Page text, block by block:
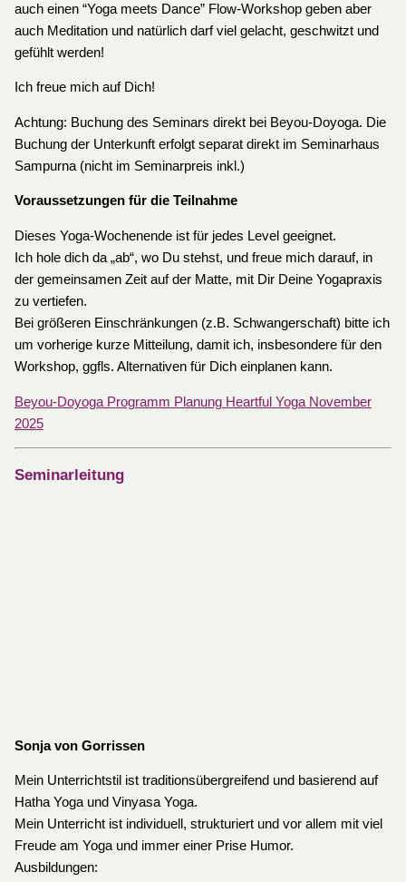
auch einen “Yoga meets Dance” Flow-Workshop geben aber
auch Meditation und natürlich darf viel gelacht, geschwitzt und
gefühlt werden!
Ich freue mich auf Dich!
Achtung: Buchung des Seminars direkt bei Beyou-Doyoga. Die
Buchung der Unterkunft erfolgt separat direkt im Seminarhaus
Sampurna (nicht im Seminarpreis inkl.)
Voraussetzungen für die Teilnahme
Dieses Yoga-Wochenende ist für jedes Level geeignet.
Ich hole dich da „ab“, wo Du stehst, und freue mich darauf, in
der gemeinsamen Zeit auf der Matte, mit Dir Deine Yogapraxis
zu vertiefen.
Bei größeren Einschränkungen (z.B. Schwangerschaft) bitte ich
um vorherige kurze Mitteilung, damit ich, insbesondere für den
Workshop, ggfls. Alternativen für Dich einplanen kann.
Beyou-Doyoga Programm Planung Heartful Yoga November
2025
Seminarleitung
Sonja von Gorrissen
Mein Unterrichtstil ist traditionsübergreifend und basierend auf
Hatha Yoga und Vinyasa Yoga.
Mein Unterricht ist individuell, strukturiert und vor allem mit viel
Freude am Yoga und immer einer Prise Humor.
Ausbildungen: